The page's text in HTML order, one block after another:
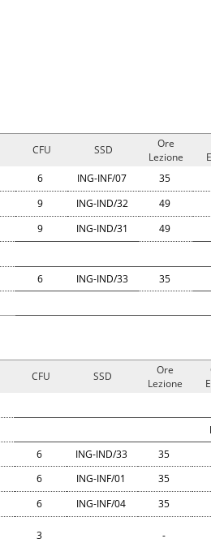
CFU SSD
Ore
Lezione
6 ING-INF/07 35
9 ING-IND/32 49
9 ING-IND/31 49
6 ING-IND/33 35
CFU SSD
Ore
Lezione
6 ING-IND/33 35
6 ING-INF/01 35
6 ING-INF/04 35
3 -